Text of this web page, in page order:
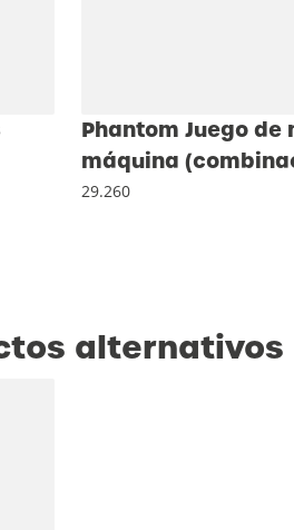
Phantom Juego de
máquina
29.260
alternativos